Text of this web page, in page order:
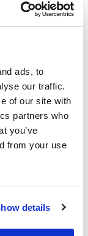
ads, to
our traffic.
of our site with
partners who
you’ve
from your use
details